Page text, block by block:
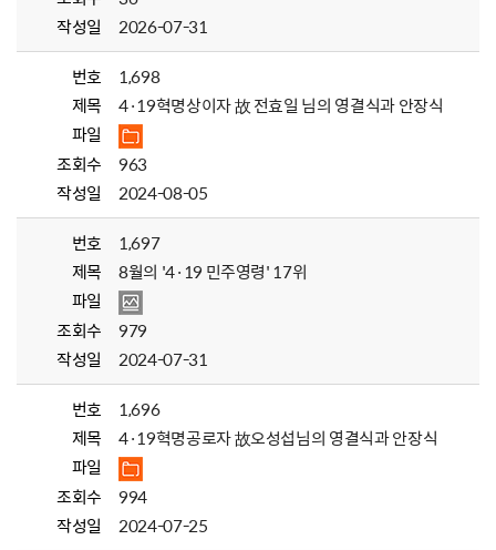
작성일
2026-07-31
번호
1,698
제목
4·19혁명상이자 故 전효일 님의 영결식과 안장식
파일
조회수
963
작성일
2024-08-05
번호
1,697
제목
8월의 '4·19 민주영령' 17위
파일
조회수
979
작성일
2024-07-31
번호
1,696
제목
4·19혁명공로자 故오성섭님의 영결식과 안장식
파일
조회수
994
작성일
2024-07-25